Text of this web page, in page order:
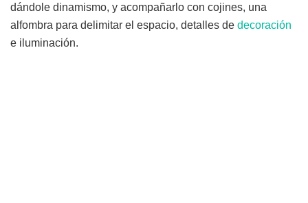
dándole dinamismo, y acompañarlo con cojines, una
alfombra para delimitar el espacio, detalles de decoración
e iluminación.